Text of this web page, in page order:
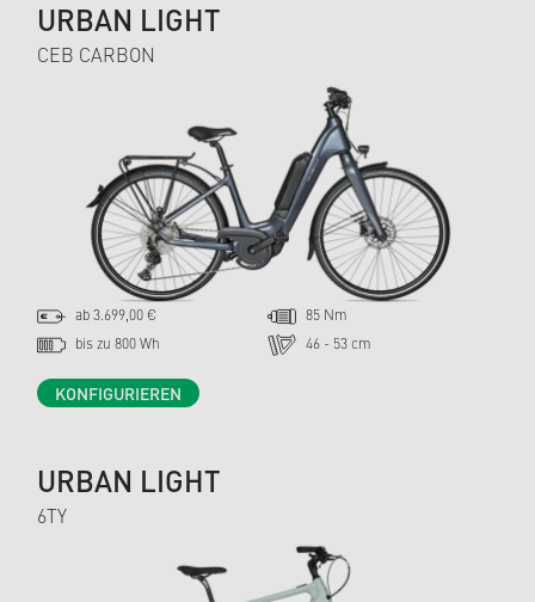
URBAN LIGHT
CEB CARBON
ab 3.699,00 €
85 Nm
bis zu 800 Wh
46 - 53 cm
KONFIGURIEREN
URBAN LIGHT
6TY